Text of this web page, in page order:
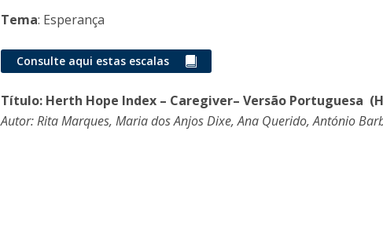
Tema: Esperança
Consulte aqui estas escalas
Título: Herth Hope Index – Caregiver– Versão Portuguesa
Autor: Rita Marques, Maria dos Anjos Dixe, Ana Querido, António